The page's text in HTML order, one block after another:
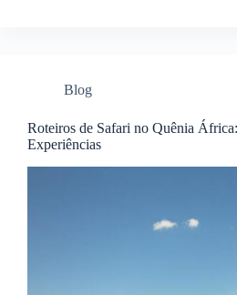
Blog
Roteiros de Safari no Quênia
Experiências